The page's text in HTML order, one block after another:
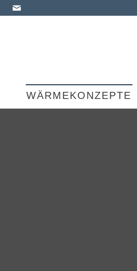
WÄRMEKONZEPTE